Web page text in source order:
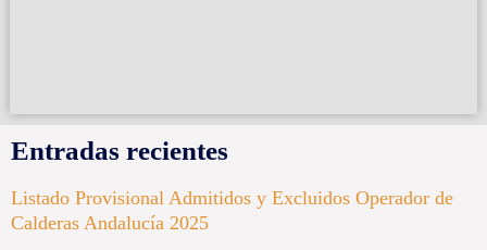
Entradas recientes
Listado Provisional Admitidos y Excluidos Operador de
Calderas Andalucía 2025